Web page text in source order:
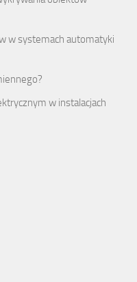
w systemach automatyki
w instalacjach